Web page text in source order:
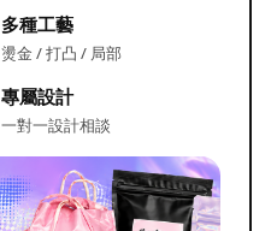
多種工藝
燙金 / 打凸 / 局部
專屬設計
一對一設計相談